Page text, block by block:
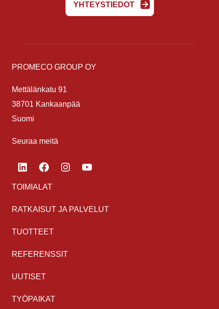
YHTEYSTIEDOT
PROMECO GROUP OY
Mettälänkatu 91
38701 Kankaanpää
Suomi
Seuraa meitä
LinkedInFacebook
TOIMIALAT
RATKAISUT JA PALVELUT
TUOTTEET
REFERENSSIT
UUTISET
TYÖPAIKAT